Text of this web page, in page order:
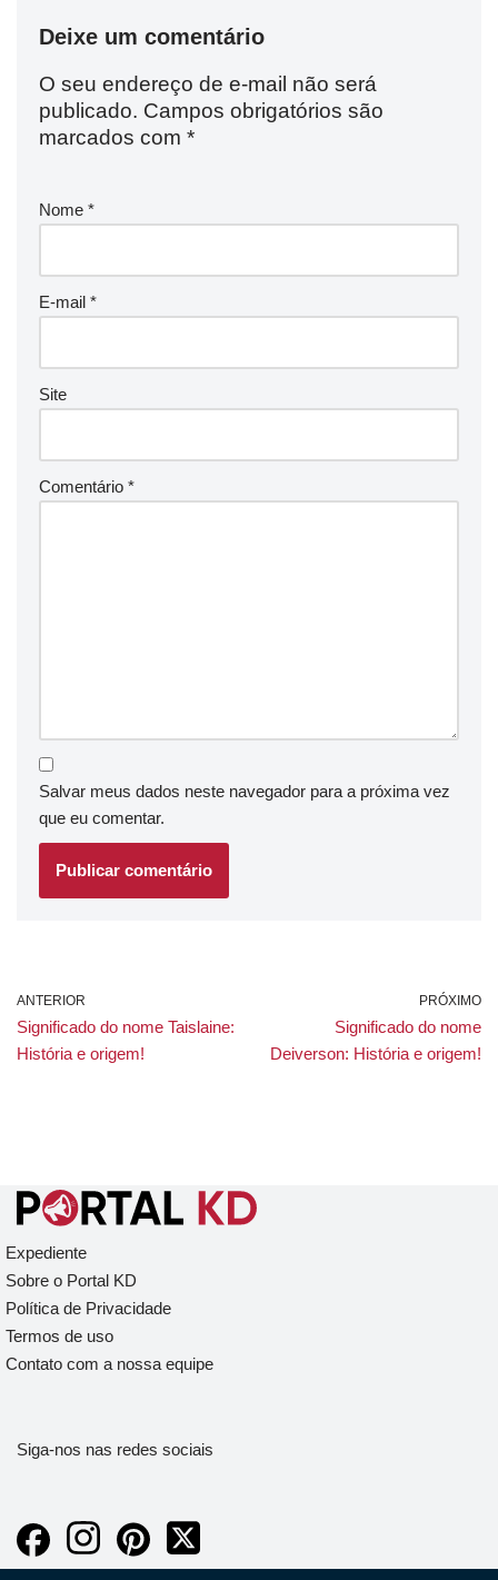
Deixe um comentário
O seu endereço de e-mail não será
publicado. Campos obrigatórios são
marcados com *
Nome *
E-mail *
Site
Comentário *
Salvar meus dados neste navegador para a próxima vez
que eu comentar.
ANTERIOR
Significado do nome Taislaine:
História e origem!
PRÓXIMO
Significado do nome
Deiverson: História e origem!
Expediente
Sobre o Portal KD
Política de Privacidade
Termos de uso
Contato com a nossa equipe
Siga-nos nas redes sociais